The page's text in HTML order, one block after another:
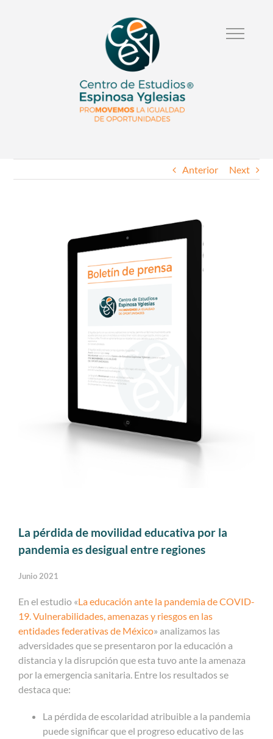
Anterior Next
La pérdida de movilidad educativa por la
pandemia es desigual entre regiones
Junio 2021
En el estudio «La educación ante la pandemia de COVID-
19. Vulnerabilidades, amenazas y riesgos en las
entidades federativas de México» analizamos las
adversidades que se presentaron por la educación a
distancia y la disrupción que esta tuvo ante la amenaza
por la emergencia sanitaria. Entre los resultados se
destaca que:
La pérdida de escolaridad atribuible a la pandemia
puede significar que el progreso educativo de las